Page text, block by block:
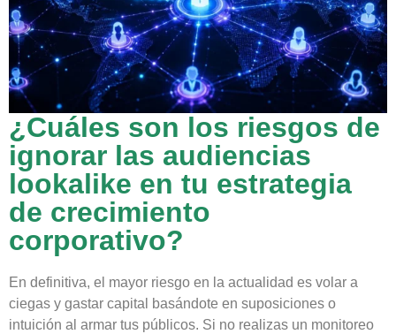
¿Cuáles son los riesgos de
ignorar las audiencias
lookalike en tu estrategia
de crecimiento
corporativo?
En definitiva, el mayor riesgo en la actualidad es volar a
ciegas y gastar capital basándote en suposiciones o
intuición al armar tus públicos. Si no realizas un monitoreo